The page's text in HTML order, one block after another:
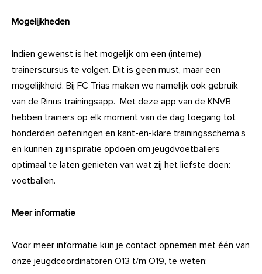
Mogelijkheden
Indien gewenst is het mogelijk om een (interne)
trainerscursus te volgen. Dit is geen must, maar een
mogelijkheid. Bij FC Trias maken we namelijk ook gebruik
van de Rinus trainingsapp. Met deze app van de KNVB
hebben trainers op elk moment van de dag toegang tot
honderden oefeningen en kant-en-klare trainingsschema’s
en kunnen zij inspiratie opdoen om jeugdvoetballers
optimaal te laten genieten van wat zij het liefste doen:
voetballen.
Meer informatie
Voor meer informatie kun je contact opnemen met één van
onze jeugdcoördinatoren O13 t/m O19, te weten: